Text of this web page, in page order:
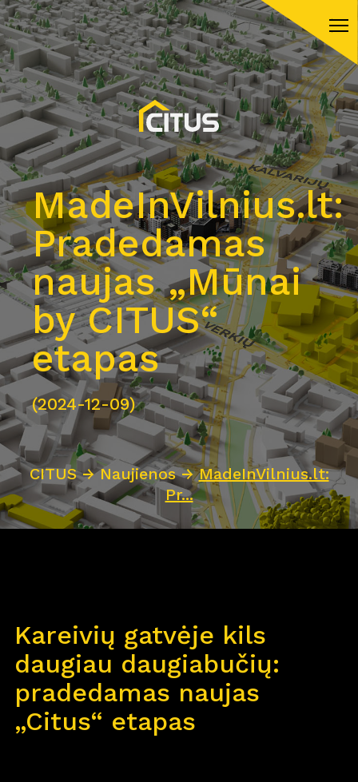
MadeInVilnius.lt:
Pradedamas
naujas „Mūnai
by CITUS“
etapas
(2024-12-09)
CITUS→Naujienos→MadeInVilnius.lt:
Pr...
Kareivių gatvėje kils
daugiau daugiabučių:
pradedamas naujas
„Citus“ etapas